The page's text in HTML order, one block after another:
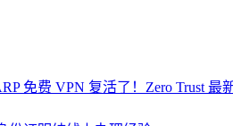
免费 VPN 复活了！Zero Trust